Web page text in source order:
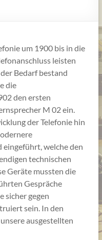
um 1900 bis in die
leisten
Bedarf bestand
die
den ersten
M 02 ein.
der Telefonie hin
welche den
technischen
Geräte mussten die
Gespräche
sicher gegen
sein. In den
ausgestellten